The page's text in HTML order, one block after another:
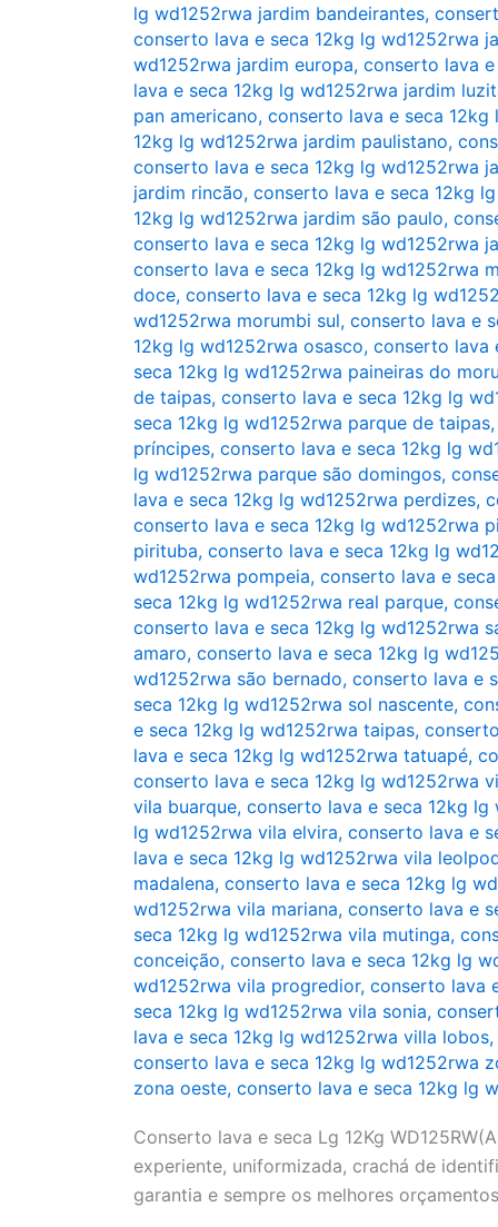
lg wd1252rwa jardim bandeirantes,
conserto lava e seca 12kg lg wd1252rwa
wd1252rwa jardim europa, conserto lava
lava e seca 12kg lg wd1252rwa jardim
pan americano, conserto lava e seca
12kg lg wd1252rwa jardim paulistano,
conserto lava e seca 12kg lg wd1252rwa
jardim rincão, conserto lava e seca 12kg
12kg lg wd1252rwa jardim são paulo,
conserto lava e seca 12kg lg wd1252rwa
conserto lava e seca 12kg lg wd1252rwa
doce, conserto lava e seca 12kg lg
wd1252rwa morumbi sul, conserto lava e
12kg lg wd1252rwa osasco, conserto lava
seca 12kg lg wd1252rwa paineiras do
de taipas, conserto lava e seca 12kg lg
seca 12kg lg wd1252rwa parque de taipas,
príncipes, conserto lava e seca 12kg lg
lg wd1252rwa parque são domingos,
lava e seca 12kg lg wd1252rwa perdizes,
conserto lava e seca 12kg lg wd1252rwa
pirituba, conserto lava e seca 12kg lg
wd1252rwa pompeia, conserto lava e
seca 12kg lg wd1252rwa real parque,
conserto lava e seca 12kg lg wd1252rwa
amaro, conserto lava e seca 12kg lg
wd1252rwa são bernado, conserto lava e
seca 12kg lg wd1252rwa sol nascente,
e seca 12kg lg wd1252rwa taipas,
lava e seca 12kg lg wd1252rwa tatuapé,
conserto lava e seca 12kg lg wd1252rwa
vila buarque, conserto lava e seca 12kg
lg wd1252rwa vila elvira, conserto lava e
lava e seca 12kg lg wd1252rwa vila
madalena, conserto lava e seca 12kg lg
wd1252rwa vila mariana, conserto lava e
seca 12kg lg wd1252rwa vila mutinga,
conceição, conserto lava e seca 12kg lg
wd1252rwa vila progredior, conserto lava
seca 12kg lg wd1252rwa vila sonia,
lava e seca 12kg lg wd1252rwa villa lobos,
conserto lava e seca 12kg lg wd1252rwa
zona oeste, conserto lava e seca 12kg lg
Conserto lava e seca Lg 12Kg
experiente, uniformizada, crachá de
garantia e sempre os melhores